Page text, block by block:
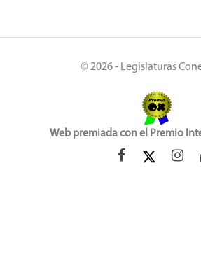
© 2026 - Legislaturas
Web premiada con el Premio